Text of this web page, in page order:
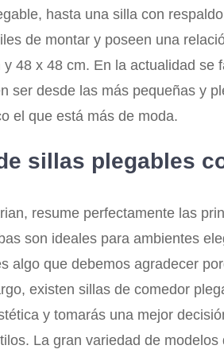
hasta una silla con
de montar y poseen una
48 x 48 cm. En la actualidad
ser desde las más pequeñas y
el que está más de moda.
sillas plegables
resume perfectamente las
son ideales para ambientes
algo que debemos agradecer
existen sillas de comedor
y tomarás una mejor
La gran variedad de